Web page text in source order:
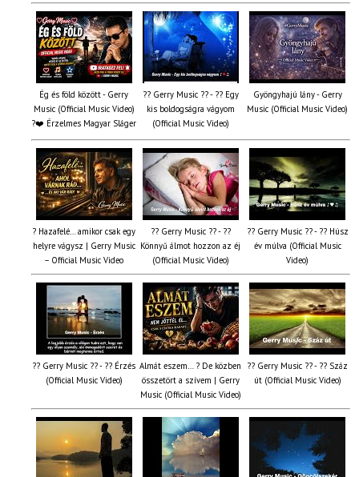
Ég és föld között - Gerry
Music (Official Music Video)
?❤️ Érzelmes Magyar Sláger
?? Gerry Music ?? - ?? Egy
kis boldogságra vágyom
(Official Music Video)
Gyöngyhajú lány - Gerry
Music (Official Music Video)
? Hazafelé… amikor csak egy
helyre vágysz | Gerry Music
– Official Music Video
?? Gerry Music ?? - ??
Könnyű álmot hozzon az éj
(Official Music Video)
?? Gerry Music ?? - ?? Húsz
év múlva (Official Music
Video)
?? Gerry Music ?? - ?? Érzés
(Official Music Video)
Almát eszem… ? De közben
összetört a szívem | Gerry
Music (Official Music Video)
?? Gerry Music ?? - ?? Száz
út (Official Music Video)